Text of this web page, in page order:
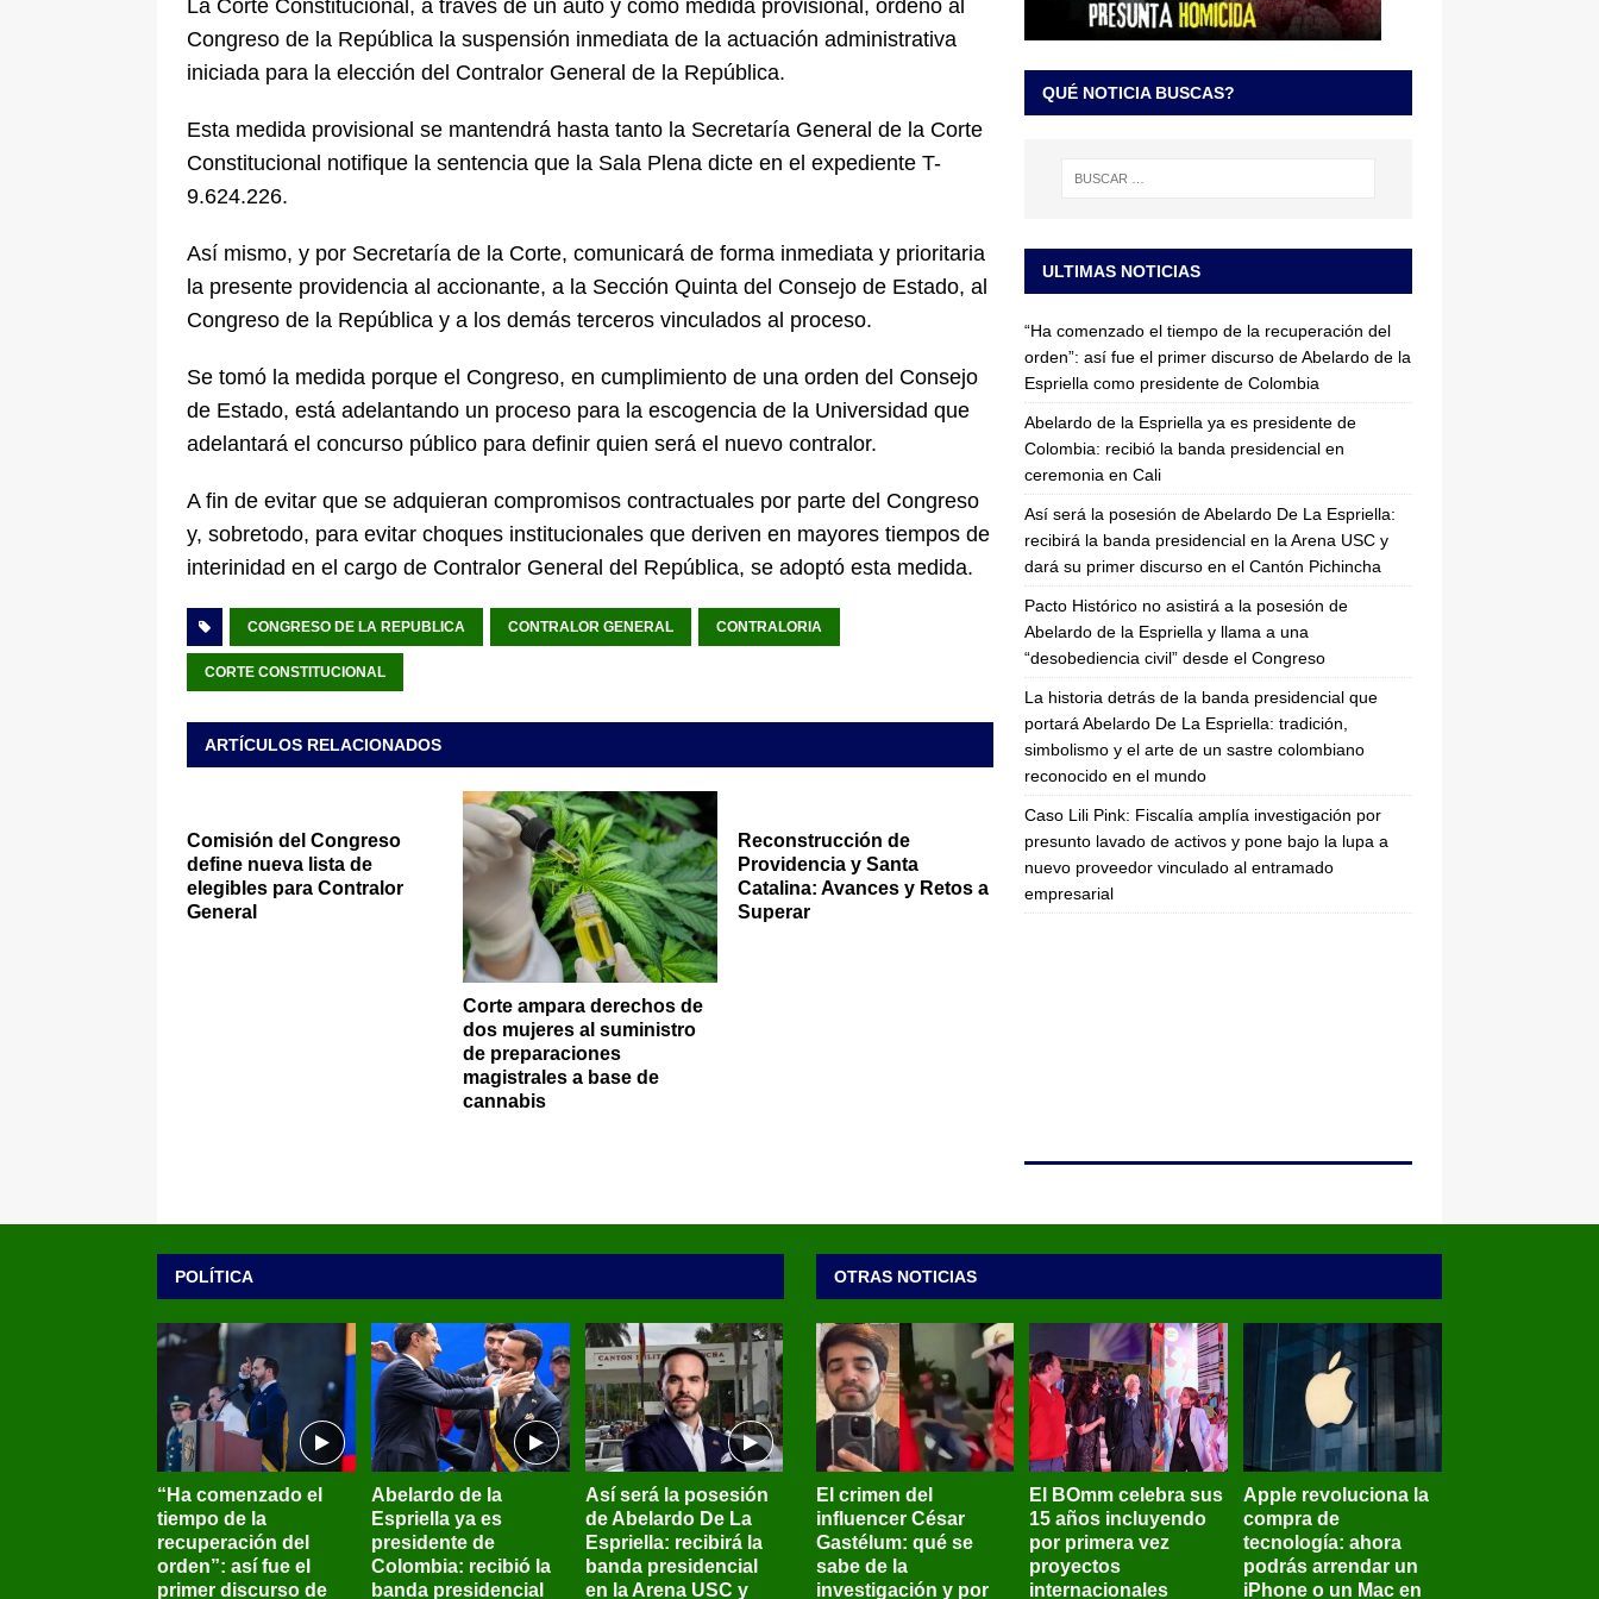
La historia detrás de la banda presidencial que portará Abelardo De La
Espriella: tradición, simbolismo y el arte de un sastre colombiano reconocido en el mundo
La Corte Constitucional, a través de un auto y como medida provisional, ordenó al
Congreso de la República la suspensión inmediata de la actuación administrativa
iniciada para la elección del Contralor General de la República.
Esta medida provisional se mantendrá hasta tanto la Secretaría General de la Corte
Constitucional notifique la sentencia que la Sala Plena dicte en el expediente T-
9.624.226.
Así mismo, y por Secretaría de la Corte, comunicará de forma inmediata y prioritaria
la presente providencia al accionante, a la Sección Quinta del Consejo de Estado, al
Congreso de la República y a los demás terceros vinculados al proceso.
Se tomó la medida porque el Congreso, en cumplimiento de una orden del Consejo
de Estado, está adelantando un proceso para la escogencia de la Universidad que
adelantará el concurso público para definir quien será el nuevo contralor.
A fin de evitar que se adquieran compromisos contractuales por parte del Congreso
y, sobretodo, para evitar choques institucionales que deriven en mayores tiempos de
interinidad en el cargo de Contralor General del República, se adoptó esta medida.
CONGRESO DE LA REPUBLICA CONTRALOR GENERAL CONTRALORIA
CORTE CONSTITUCIONAL
ARTÍCULOS RELACIONADOS
Comisión del Congreso
define nueva lista de
elegibles para Contralor
General
Corte ampara derechos de
dos mujeres al suministro
de preparaciones
magistrales a base de
cannabis
Reconstrucción de
Providencia y Santa
Catalina: Avances y Retos a
Superar
QUÉ NOTICIA BUSCAS?
ULTIMAS NOTICIAS
“Ha comenzado el tiempo de la recuperación del
orden”: así fue el primer discurso de Abelardo de la
Espriella como presidente de Colombia
Abelardo de la Espriella ya es presidente de
Colombia: recibió la banda presidencial en
ceremonia en Cali
Así será la posesión de Abelardo De La Espriella:
recibirá la banda presidencial en la Arena USC y
dará su primer discurso en el Cantón Pichincha
Pacto Histórico no asistirá a la posesión de
Abelardo de la Espriella y llama a una
“desobediencia civil” desde el Congreso
La historia detrás de la banda presidencial que
portará Abelardo De La Espriella: tradición,
simbolismo y el arte de un sastre colombiano
reconocido en el mundo
Caso Lili Pink: Fiscalía amplía investigación por
presunto lavado de activos y pone bajo la lupa a
nuevo proveedor vinculado al entramado
empresarial
POLÍTICA
“Ha comenzado el
tiempo de la
recuperación del
orden”: así fue el
primer discurso de
Abelardo de la
Espriella ya es
presidente de
Colombia: recibió la
banda presidencial
Así será la posesión
de Abelardo De La
Espriella: recibirá la
banda presidencial
en la Arena USC y
OTRAS NOTICIAS
El crimen del
influencer César
Gastélum: qué se
sabe de la
investigación y por
El BOmm celebra sus
15 años incluyendo
por primera vez
proyectos
internacionales
Apple revoluciona la
compra de
tecnología: ahora
podrás arrendar un
iPhone o un Mac en